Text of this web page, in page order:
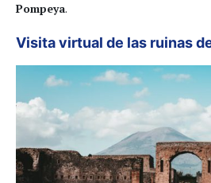
Pompeya.
Visita virtual de las ruinas